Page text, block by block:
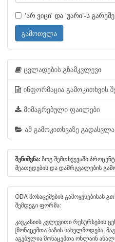
'არ ვიცი' და 'უარი'-ს გარეშე
გამოთვლა
ცვლადების გზამკვლევი
ინფორმაცია გამოკითხვის
მიმაგრებული ფაილები
ამ გამოკითხვაზე გადასვლა
შენიშვნა: ზოგ შემთხვევაში
მეათედების და დამრგვალების
ODA მონაცემების გამოყენებისას
შემდეგი ფორმა:
კავკასიის კვლევითი რესურსების
[მონაცემთა ბაზის სახელწოდება,
აგებულია მონაცემთა ონლაინ